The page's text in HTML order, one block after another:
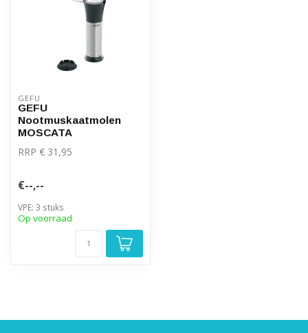
GEFU
GEFU
Nootmuskaatmolen
MOSCATA
RRP € 31,95
€--,--
VPE: 3 stuks
Op voorraad